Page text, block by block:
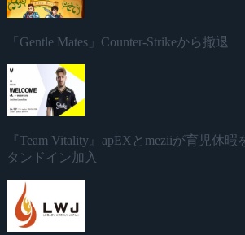
「Gentle Mates」Counter-Strikeから撤退
『Team Vitality』apEXとmeziiが育児休
タンドイン加入